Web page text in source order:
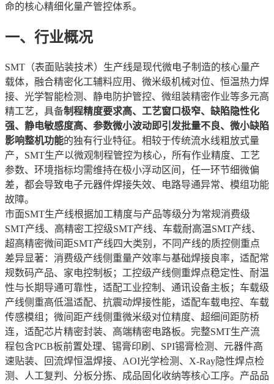
命的核心精细化量产管控体系。
一、行业概况
SMT（表面贴装技术）生产线是现代微电子制造的核心量产
载体，融合精密化工辅料应用、微米级机械对位、恒温热力焊
接、光学智能检测、静电防护管控、微组装精密作业等多元高
精工艺，具备制程精度要求高、工艺窗口极窄、缺陷隐性化
强、静电敏感度高、参数微小波动即引发批量不良、微小缺陷
影响整机功能的独有行业特征。相较于传统流水线粗放式量
产，SMT生产以微观制程管控为核心，所有作业精度、工艺
参数、环境指标均需维持在极小浮动区间，任一环节细微偏
差，都会导致电子元器件焊接失效、电路导通异常、模组功能
故障。
市面SMT生产线根据加工精度与产品等级分为常规消费级
SMT产线、高精密工控级SMT产线、车载耐高温SMT产线、
超高精密微间距SMT产线四大类别，不同产线的质控侧重点
差异显著：消费级产线侧重量产效率与基础焊接良率，适配常
规数码产品、家电控制板；工控级产线侧重焊点稳定性、耐温
性与长期导通可靠性，适配工业控制、通讯设备主板；车载级
产线侧重高低温适配、抗震动焊接性能，适配车载电控、车载
传感模组；微间距产线侧重微米级对位精度、超细间距防桥
连，适配芯片精密封装、高端精密电路板。完整SMT生产流
程包含PCB板前置处理、锡膏印刷、SPI锡膏检测、元器件高
速贴装、回流焊恒温焊接、AOI光学检测、X-Ray隐性焊点检
测、人工复判、分板分拣、成品固化收纳等核心工序。产品品